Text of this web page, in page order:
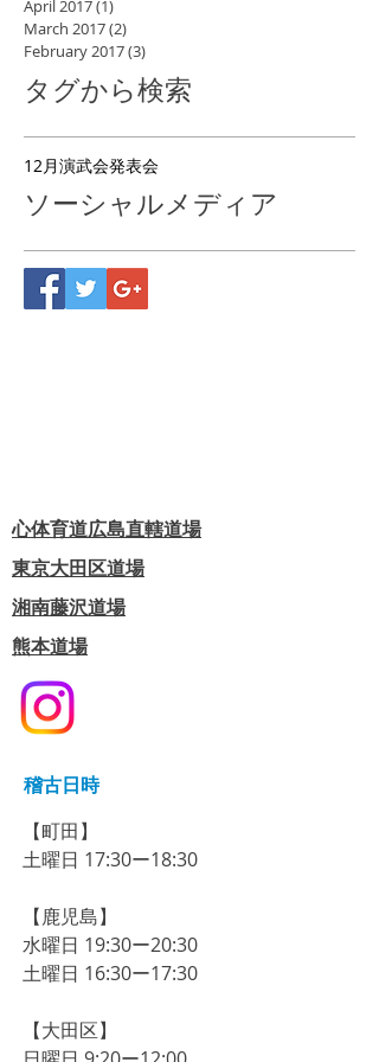
April 2017(1)
March 2017(2)
February 2017(3)
タグから検索
12月演武会発表会
ソーシャルメディア
心体育道広島直轄道場
東京大田区道場
​湘南藤沢道場
熊本道場
稽古日時
【町田】​
​土曜日 17:30ー18:30
【鹿児島】
​水曜日 19:30ー20:30
​土曜日 16:30ー17:30
【大田区】